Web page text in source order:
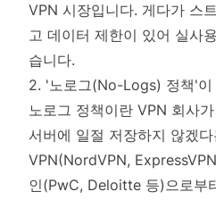
VPN 시장입니다. 게다가 스
고 데이터 제한이 있어 실사
습니다.
2. '노로그(No-Logs) 정책'이
노로그 정책이란 VPN 회사
서버에 일절 저장하지 않겠
VPN(NordVPN,
인(PwC, Deloitte 등)으로부